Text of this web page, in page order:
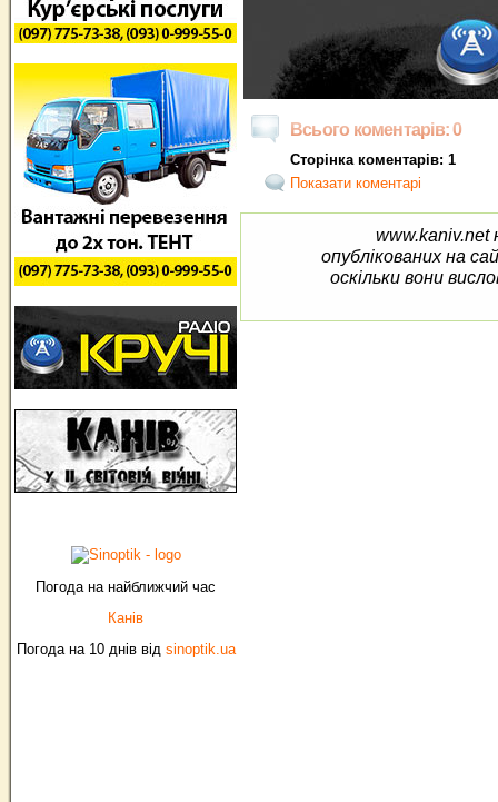
Погода на найближчий час
Канів
Погода на 10 днів від sinoptik.ua
Всього коментарів: 0
Сторінка коментарів: 1
Показати коментарі
www.kaniv.net
опублікованих на
оскільки вони